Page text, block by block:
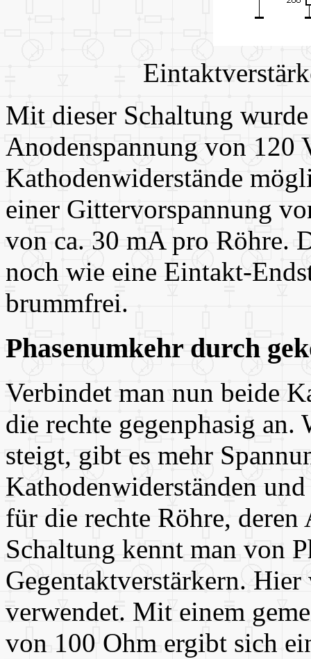
Mit dieser Schaltung
Anodenspannung von 120
Kathodenwiderstände
einer Gittervorspannung
von ca. 30 mA pro Röhre.
noch wie eine Eintakt-
brummfrei.
Phasenumkehr durch
Verbindet man nun beide
die rechte gegenphasig
steigt, gibt es mehr
Kathodenwiderständen
für die rechte Röhre,
Schaltung kennt man von
Gegentaktverstärkern.
verwendet. Mit einem
von 100 Ohm ergibt sich